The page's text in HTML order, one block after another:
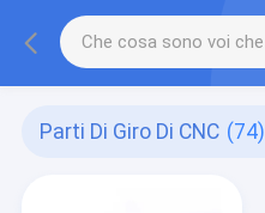
Parti Di Giro Di CNC (74)